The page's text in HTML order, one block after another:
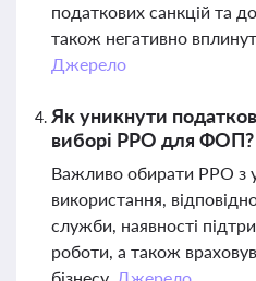
податкових санкцій та
також негативно
Джерело
Як уникнути
виборі РРО для ФОП?
Важливо обирати РРО з
використання,
служби, наявності
роботи, а також